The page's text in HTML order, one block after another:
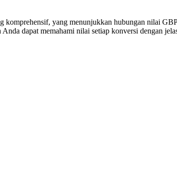
komprehensif, yang menunjukkan hubungan nilai
dapat memahami nilai setiap konversi dengan